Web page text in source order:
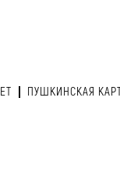
ПУШКИНСКАЯ